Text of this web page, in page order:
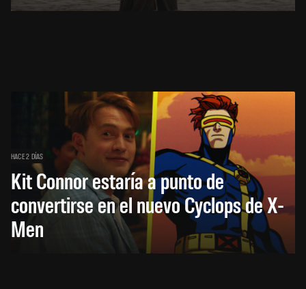
HACE 2 DÍAS
Kit Connor estaría a punto de
convertirse en el nuevo Cyclops de X-
Men